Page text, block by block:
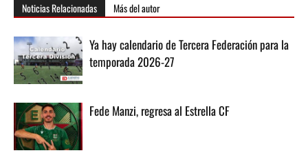
Noticias Relacionadas Más del autor
Ya hay calendario de Tercera Federación para la
temporada 2026-27
Fede Manzi, regresa al Estrella CF